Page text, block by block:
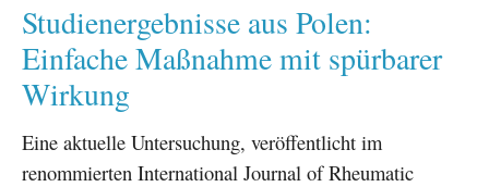
Studienergebnisse aus Polen:
Einfache Maßnahme mit spürbarer
Wirkung
Eine aktuelle Untersuchung, veröffentlicht im
renommierten International Journal of Rheumatic